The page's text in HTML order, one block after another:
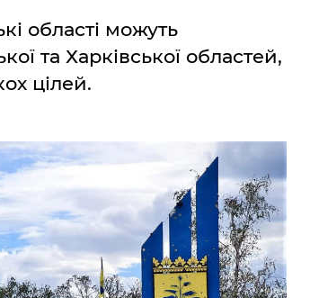
області можуть
та Харківської областей,
цілей.